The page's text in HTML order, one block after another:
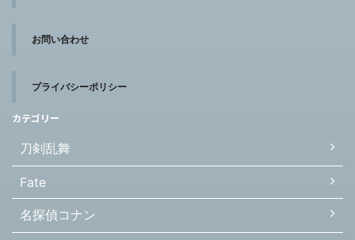
お問い合わせ
プライバシーポリシー
カテゴリー
刀剣乱舞
Fate
名探偵コナン